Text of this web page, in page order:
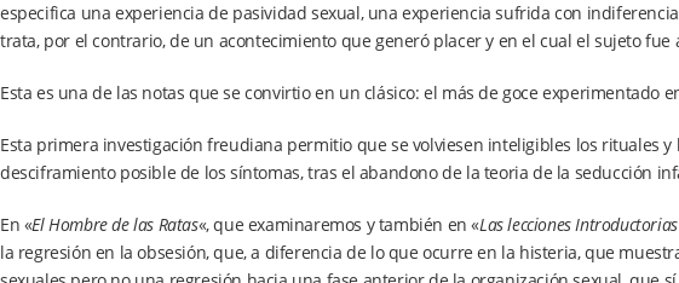
especifica una experiencia de pasividad sexual, una experiencia sufrida con
trata, por el contrario, de un acontecimiento que generó placer y en el cual el sujeto fue
Esta es una de las notas que se convirtio en un clásico: el más de goce experimentado
Esta primera investigación freudiana permitio que se volviesen inteligibles los rituales
desciframiento posible de los síntomas, tras el abandono de la teoria de la seducción
En «El Hombre de las Ratas«, que examinaremos y también en «Las lecciones
la regresión en la obsesión, que, a diferencia de lo que ocurre en la histeria, que